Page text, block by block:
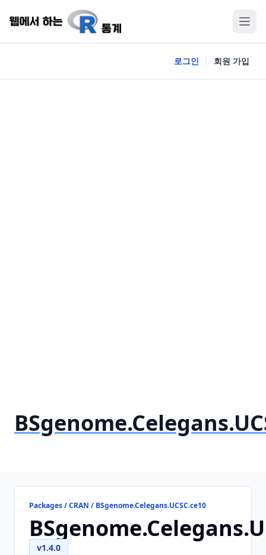
로그인 회원 가입
Packages / CRAN / BSgenome.Celegans.UCSC.ce10
v1.4.0